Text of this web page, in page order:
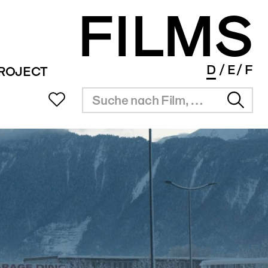
Portal
SERVICE
Festival Agenda
Award Agenda
Branchenlinks
INFOS
Überblick
SITZUNGSZIMMER
FILMS
D E
F